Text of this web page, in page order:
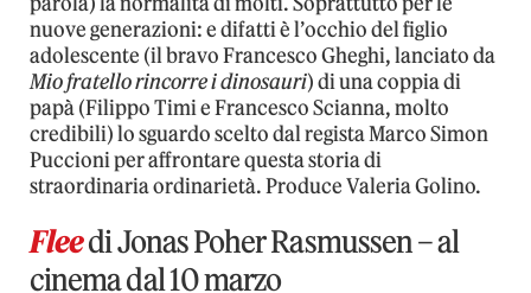
nuove generazioni: e difatti è l’occhio del figlio
adolescente (il bravo Francesco Gheghi, lanciato da
Mio fratello rincorre i dinosauri) di una coppia di
papà (Filippo Timi e Francesco Scianna, molto
credibili) lo sguardo scelto dal regista Marco Simon
Puccioni per affrontare questa storia di
straordinaria ordinarietà. Produce Valeria Golino.
Fleedi Jonas Poher Rasmussen – al
cinema dal 10 marzo